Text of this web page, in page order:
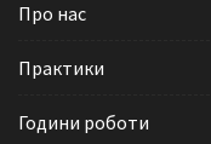
Про нас
Практики
Години роботи